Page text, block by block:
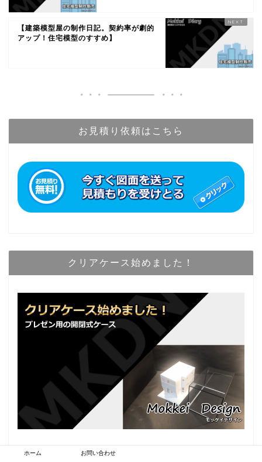
【建築模型屋の制作日記。契約率が劇的
アップ！住宅模型のすすめ】
お見積り依頼はこちら
クリアケース始めました！
ホーム お問い合わせ